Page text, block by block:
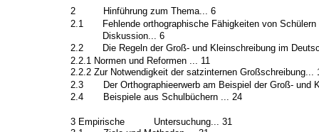
2
Hinführung zum Thema... 6
2.1
Fehlende orthographische Fähigkeiten von
Diskussion... 6
2.2
Die Regeln der Groß- und Kleinschreibung im
2.2.1 Normen und Reformen ... 11
2.2.2 Zur Notwendigkeit der satzinternen Großschreibung...
2.3
Der Orthographieerwerb am Beispiel der Groß- und
2.4
Beispiele aus Schulbüchern ... 24
3 Empirische
Untersuchung... 31